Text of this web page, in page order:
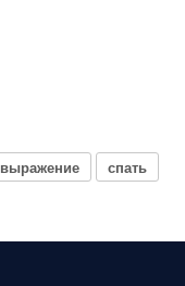
выражение
спать